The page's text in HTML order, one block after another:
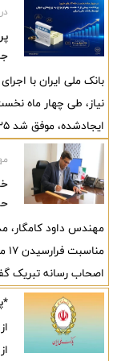
بانک ملی ایران با
نیاز، طی چهار ماه
کند و زمینه آغاز
مهندس داود کامگار،
اصحاب رسانه تبریک
انعکاس دستاوردهای